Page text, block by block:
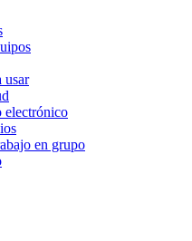
usar
electrónico
en grupo